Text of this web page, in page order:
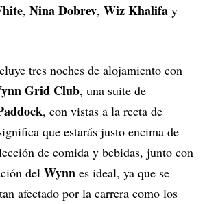
, Nina Dobrev, Wiz Khalifa y
tres noches de alojamiento con
Grid Club, una suite de
, con vistas a la recta de
que estarás justo encima de
de comida y bebidas, junto con
del Wynn es ideal, ya que se
afectado por la carrera como los